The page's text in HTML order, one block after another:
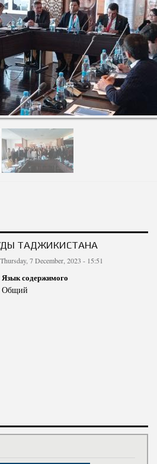
ТАДЖИКИСТАНА
7 December, 2023 - 15:51
Язык содержимого
Общий